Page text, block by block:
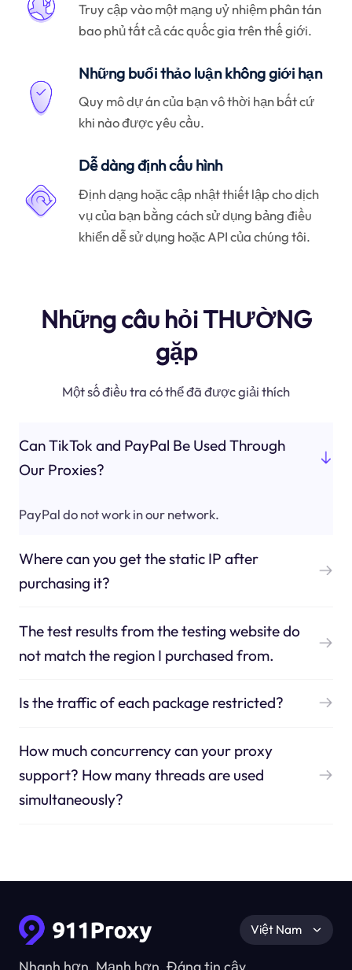
Truy cập vào một mạng uỷ nhiệm phân tán
bao phủ tất cả các quốc gia trên thế giới.
Những buổi thảo luận không giới hạn
Quy mô dự án của bạn vô thời hạn bất cứ
khi nào được yêu cầu.
Dễ dàng định cấu hình
Định dạng hoặc cập nhật thiết lập cho dịch
vụ của bạn bằng cách sử dụng bảng điều
khiển dễ sử dụng hoặc API của chúng tôi.
Những câu hỏi THƯỜNG
gặp
Một số điều tra có thể đã được giải thích
Can TikTok and PayPal Be Used Through
Our Proxies?
PayPal do not work in our network.
Where can you get the static IP after
purchasing it?
The test results from the testing website do
not match the region I purchased from.
Is the traffic of each package restricted?
How much concurrency can your proxy
support? How many threads are used
simultaneously?
Nhanh hơn, Mạnh hơn, Đáng tin cậy.
Việt Nam